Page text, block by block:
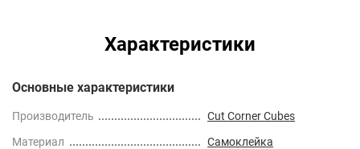
Характеристики
Основные характеристики
Производитель
Cut Corner Cubes
Материал
Самоклейка